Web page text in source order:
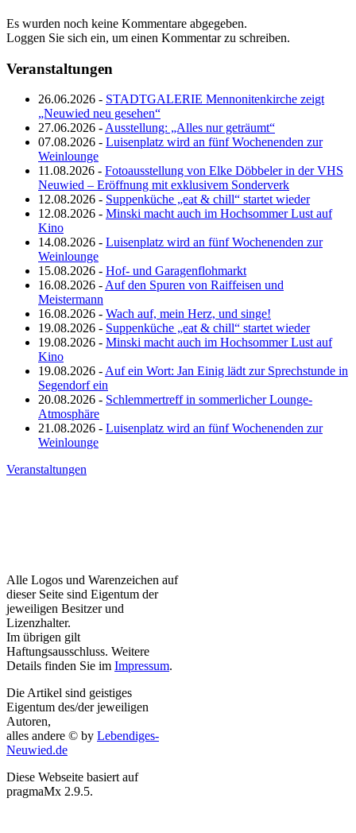
Es wurden noch keine Kommentare abgegeben.
Loggen Sie sich ein, um einen Kommentar zu schreiben.
Veranstaltungen
26.06.2026 - STADTGALERIE Mennonitenkirche zeigt
„Neuwied neu gesehen“
27.06.2026 - Ausstellung: „Alles nur geträumt“
07.08.2026 - Luisenplatz wird an fünf Wochenenden zur
Weinlounge
11.08.2026 - Fotoausstellung von Elke Döbbeler in der VHS
Neuwied – Eröffnung mit exklusivem Sonderverk
12.08.2026 - Suppenküche „eat & chill“ startet wieder
12.08.2026 - Minski macht auch im Hochsommer Lust auf
Kino
14.08.2026 - Luisenplatz wird an fünf Wochenenden zur
Weinlounge
15.08.2026 - Hof- und Garagenflohmarkt
16.08.2026 - Auf den Spuren von Raiffeisen und
Meistermann
16.08.2026 - Wach auf, mein Herz, und singe!
19.08.2026 - Suppenküche „eat & chill“ startet wieder
19.08.2026 - Minski macht auch im Hochsommer Lust auf
Kino
19.08.2026 - Auf ein Wort: Jan Einig lädt zur Sprechstunde in
Segendorf ein
20.08.2026 - Schlemmertreff in sommerlicher Lounge-
Atmosphäre
21.08.2026 - Luisenplatz wird an fünf Wochenenden zur
Weinlounge
Veranstaltungen
Alle Logos und Warenzeichen auf
dieser Seite sind Eigentum der
jeweiligen Besitzer und
Lizenzhalter.
Im übrigen gilt
Haftungsausschluss. Weitere
Details finden Sie im Impressum.
Die Artikel sind geistiges
Eigentum des/der jeweiligen
Autoren,
alles andere © by Lebendiges-
Neuwied.de
Diese Webseite basiert auf
pragmaMx 2.9.5.